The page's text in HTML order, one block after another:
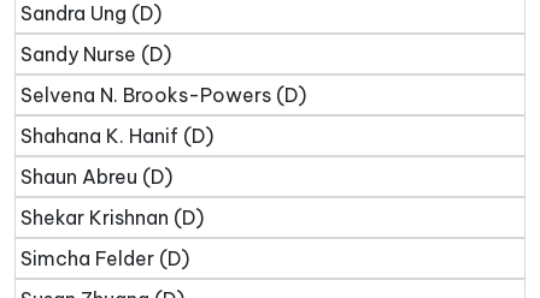
Sandra Ung (D)
Sandy Nurse (D)
Selvena N. Brooks-Powers (D)
Shahana K. Hanif (D)
Shaun Abreu (D)
Shekar Krishnan (D)
Simcha Felder (D)